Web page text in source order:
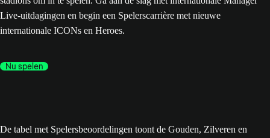
Live-uitdagingen en begin een Spelerscarrière met nieuwe
internationale ICONs en Heroes.
Nu spelen
De tabel met Spelersbeoordelingen toont de Gouden, Zilveren en